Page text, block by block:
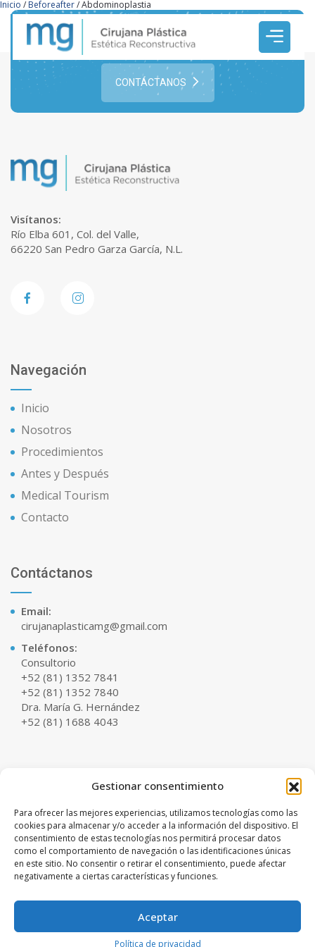
Gestionar consentimiento
Para ofrecer las mejores experiencias, utilizamos tecnologías como las
cookies para almacenar y/o acceder a la información del dispositivo. El
consentimiento de estas tecnologías nos permitirá procesar datos
como el comportamiento de navegación o las identificaciones únicas
en este sitio. No consentir o retirar el consentimiento, puede afectar
negativamente a ciertas características y funciones.
Aceptar
Política de privacidad
Inicio / Beforeafter/Abdominoplastia
¿Buscas una cirugía estética?
¡Ponte en contacto con Nosotros!
CONTÁCTANOS
Visítanos:
Río Elba 601, Col. del Valle,
66220 San Pedro Garza García, N.L.
Navegación
Inicio
Nosotros
Procedimientos
Antes y Después
Medical Tourism
Contacto
Contáctanos
Email:
cirujanaplasticamg@gmail.com
Teléfonos:
Consultorio
+52 (81) 1352 7841
+52 (81) 1352 7840
Dra. María G. Hernández
+52 (81) 1688 4043
English Spoken
+52 (81) 1917 5732
Horario:
Lunes a Viernes
10:00am - 07:00pm
Sábados
10:00am - 02:00pm
© 2025 CIRUJANA PLASTICA MG | Todos los Derechos Reservados |